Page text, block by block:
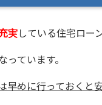
実している住宅ロー
っています。
早めに行っておくと